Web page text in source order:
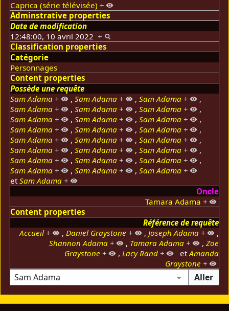
Caprica (série télévisée) +
Adminstrative properties
Date de modification
12:48:00, 10 avril 2022 +
Classification properties
Catégorie
Personnages
Content properties
Possède une requête
Sam Adama + ,Sam Adama + ,Sam Adama +
,
Sam Adama + ,Sam Adama + ,Sam Adama +
,
Sam Adama + ,Sam Adama + ,Sam Adama +
,
Sam Adama + ,Sam Adama + ,Sam Adama +
,
Sam Adama + ,Sam Adama + ,Sam Adama +
,
Sam Adama + ,Sam Adama + ,Sam Adama +
,
Sam Adama + ,Sam Adama + ,Sam Adama +
,
Sam Adama + ,Sam Adama + ,Sam Adama +
etSam Adama +
Oncle
Tamara Adama +
Content properties
Référence de requête
Accueil + , Daniel Graystone + , Joseph Adama +
,
Shannon Adama + , Tamara Adama + , Zoe
Graystone + , Lacy Rand + etAmanda
Graystone +